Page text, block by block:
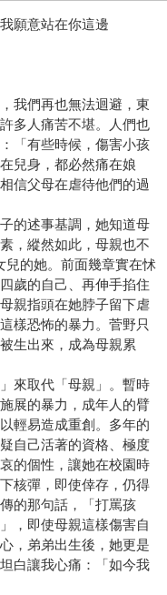
願意站在你這邊
我們再也無法迴避，東
多人痛苦不堪。人們也
「有些時候，傷害小孩
兒身，都必然痛在娘
信父母在虐待他們的過
的述事基調，她知道母
，縱然如此，母親也不
的她。前面幾章實在怵
歲的自己、再伸手掐住
親指頭在她脖子留下虐
樣恐怖的暴力。菅野只
生出來，成為母親累
來取代「母親」。暫時
展的暴力，成年人的臂
輕易造成重創。多年的
自己活著的資格、極度
的個性，讓她在校園時
核彈，即使倖存，仍得
的那句話，「打罵孩
，即使母親這樣傷害自
，弟弟出生後，她更是
白讓我心痛：「如今我